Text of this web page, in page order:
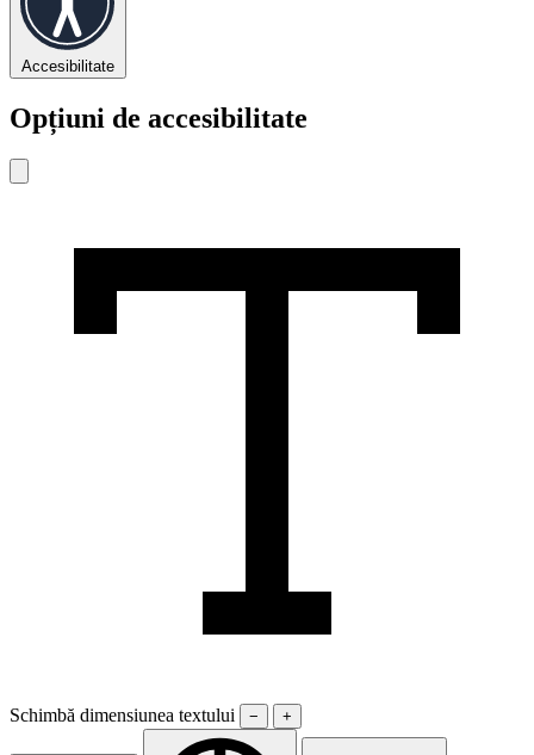
Accesibilitate
Opțiuni de accesibilitate
Schimbă dimensiunea textului − +